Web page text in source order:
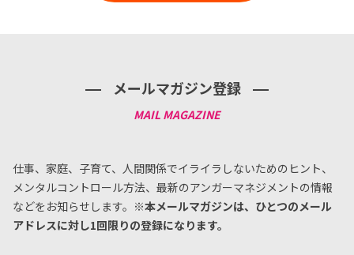
メールマガジン登録
仕事、家庭、子育て、人間関係でイライラしないためのヒント、
メンタルコントロール方法、 最新のアンガーマネジメントの情報
などをお知らせします。 ※本メールマガジンは、ひとつのメール
アドレスに対し1回限りの登録になります。